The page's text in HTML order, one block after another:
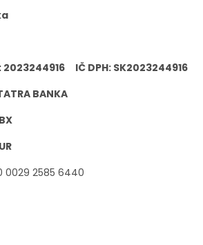
2023244916 IČ DPH: SK2023244916
BANKA
0029 2585 6440